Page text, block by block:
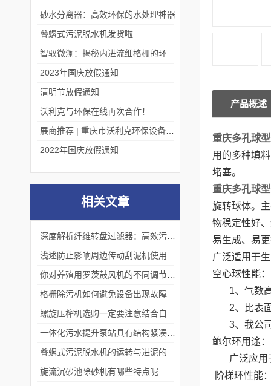
产品概述
重庆多孔球
用的多种填
堵塞。
重庆多孔球
旋转球体。
物稳定性好
易生成、易
广泛适用于
空心球性能：
1、气数高
2、比表面
3、我公司
鲍尔环用途：
广泛应用
阶梯环性能
砂水分离器：高效环保的水处理神器
叠螺式污泥脱水机发货啦
2023年国庆放假通知
清明节放假通知
沃利克与环保在线再次合作！
2022年国庆放假通知
相关文章
格栅除污机如何避免设备出现故障
旋流沉砂池除砂机有哪些特点呢